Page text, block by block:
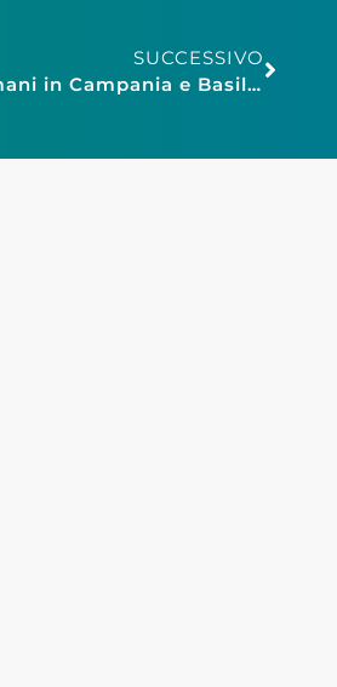
SUCCESSIVO
Saldi, Confesercenti: oggi al via in Molise, domani in Campania e Basilicata. Dal 5 luglio vendite di fine stagione in tutta Italia.